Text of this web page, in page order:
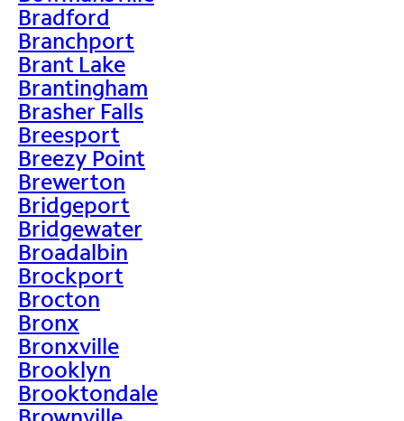
Bradford
Branchport
Brant Lake
Brantingham
Brasher Falls
Breesport
Breezy Point
Brewerton
Bridgeport
Bridgewater
Broadalbin
Brockport
Brocton
Bronx
Bronxville
Brooklyn
Brooktondale